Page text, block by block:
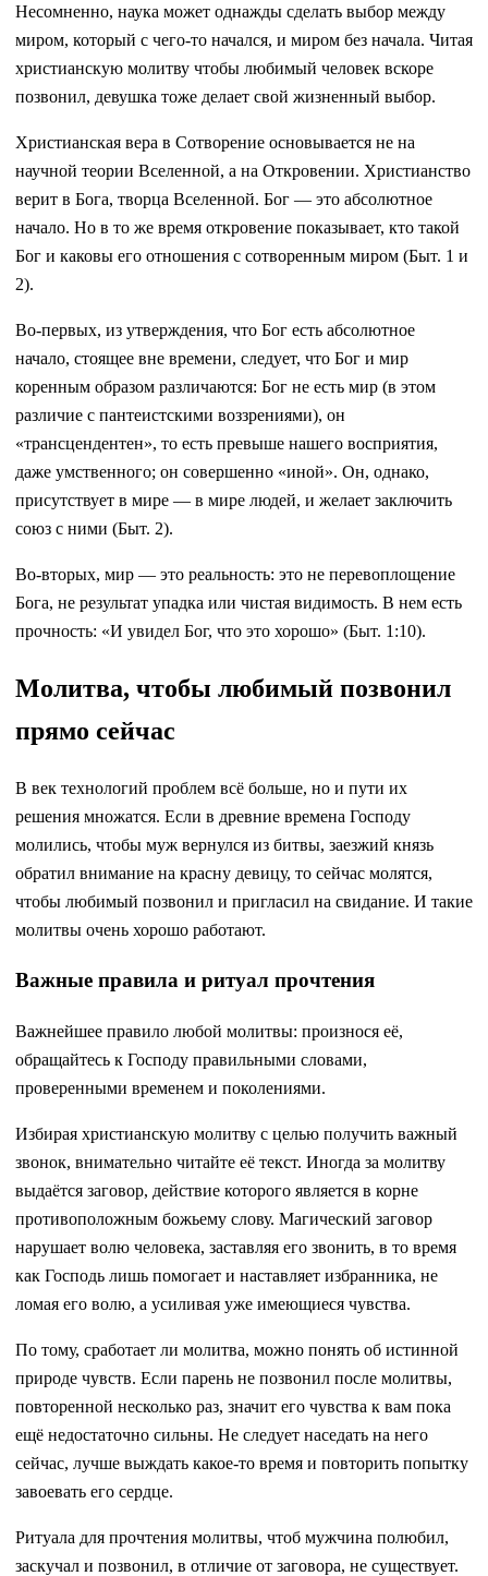
Несомненно, наука может однажды сделать выбор между
миром, который с чего-то начался, и миром без начала. Читая
христианскую молитву чтобы любимый человек вскоре
позвонил, девушка тоже делает свой жизненный выбор.
Христианская вера в Сотворение основывается не на
научной теории Вселенной, а на Откровении. Христианство
верит в Бога, творца Вселенной. Бог — это абсолютное
начало. Но в то же время откровение показывает, кто такой
Бог и каковы его отношения с сотворенным миром (Быт. 1 и
2).
Во-первых, из утверждения, что Бог есть абсолютное
начало, стоящее вне времени, следует, что Бог и мир
коренным образом различаются: Бог не есть мир (в этом
различие с пантеистскими воззрениями), он
«трансцендентен», то есть превыше нашего восприятия,
даже умственного; он совершенно «иной». Он, однако,
присутствует в мире — в мире людей, и желает заключить
союз с ними (Быт. 2).
Во-вторых, мир — это реальность: это не перевоплощение
Бога, не результат упадка или чистая видимость. В нем есть
прочность: «И увидел Бог, что это хорошо» (Быт. 1:10).
Молитва, чтобы любимый позвонил
прямо сейчас
В век технологий проблем всё больше, но и пути их
решения множатся. Если в древние времена Господу
молились, чтобы муж вернулся из битвы, заезжий князь
обратил внимание на красну девицу, то сейчас молятся,
чтобы любимый позвонил и пригласил на свидание. И такие
молитвы очень хорошо работают.
Важные правила и ритуал прочтения
Важнейшее правило любой молитвы: произнося её,
обращайтесь к Господу правильными словами,
проверенными временем и поколениями.
Избирая христианскую молитву с целью получить важный
звонок, внимательно читайте её текст. Иногда за молитву
выдаётся заговор, действие которого является в корне
противоположным божьему слову. Магический заговор
нарушает волю человека, заставляя его звонить, в то время
как Господь лишь помогает и наставляет избранника, не
ломая его волю, а усиливая уже имеющиеся чувства.
По тому, сработает ли молитва, можно понять об истинной
природе чувств. Если парень не позвонил после молитвы,
повторенной несколько раз, значит его чувства к вам пока
ещё недостаточно сильны. Не следует наседать на него
сейчас, лучше выждать какое-то время и повторить попытку
завоевать его сердце.
Ритуала для прочтения молитвы, чтоб мужчина полюбил,
заскучал и позвонил, в отличие от заговора, не существует.